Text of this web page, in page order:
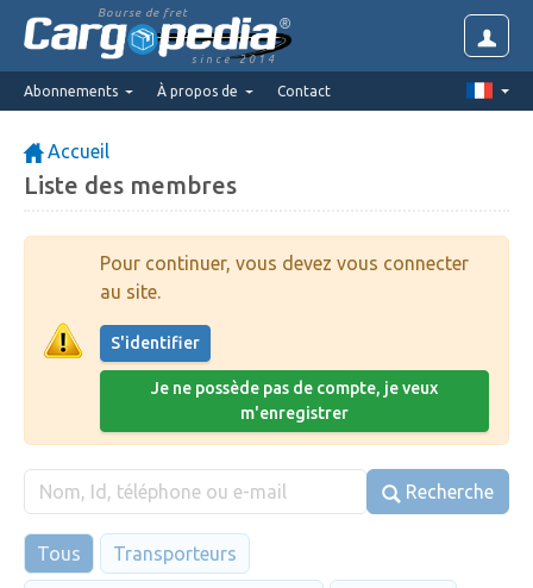
Bourse de fret
since 2014
Abonnements À propos de Contact
Accueil
Liste des membres
Pour continuer, vous devez vous connecter
au site.
S'identifier
Je ne possède pas de compte, je veux
m'enregistrer
Recherche
Tous Transporteurs